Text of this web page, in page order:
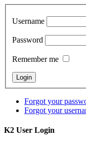
Username
Password
Remember me
Forgot your
Forgot your
K2 User Login